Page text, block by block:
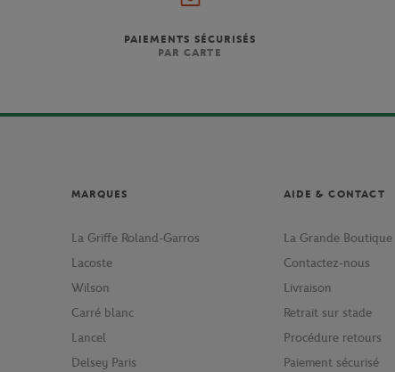
PAIEMENTS SÉCURISÉS
PAR CARTE
MARQUES
La Griffe Roland-Garros
Lacoste
Wilson
Carré blanc
Lancel
Delsey Paris
AIDE & CONTACT
La Grande Boutique
Contactez-nous
Livraison
Retrait sur stade
Procédure retours
Paiement sécurisé